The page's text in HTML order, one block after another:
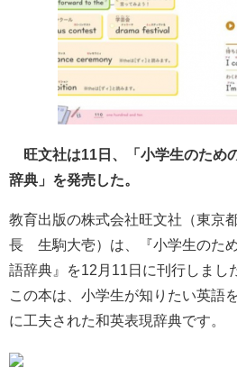
旺文社は11日、「小学生のため
辞典」を発売した。
教育出版の株式会社旺文社（東京
長 生駒大壱）は、『小学生のた
語辞典』を12月11日に刊行しまし
この本は、小学生が知りたい英語
に工夫された和英表現辞典です。